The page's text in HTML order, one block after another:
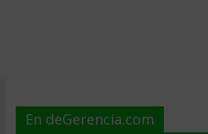
En deGerencia.com